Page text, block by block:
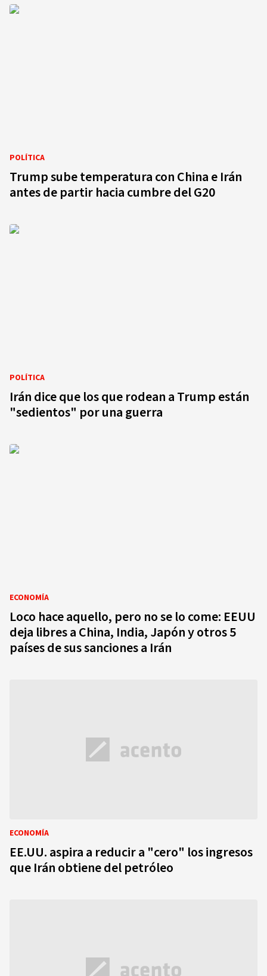
POLÍTICA
Trump sube temperatura con China e Irán
antes de partir hacia cumbre del G20
POLÍTICA
Irán dice que los que rodean a Trump están
"sedientos" por una guerra
ECONOMÍA
Loco hace aquello, pero no se lo come: EEUU
deja libres a China, India, Japón y otros 5
países de sus sanciones a Irán
ECONOMÍA
EE.UU. aspira a reducir a "cero" los ingresos
que Irán obtiene del petróleo